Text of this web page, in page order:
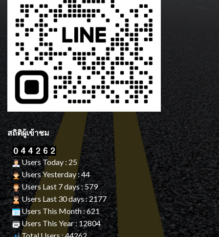
สถิติผู้เข้าชม
Users Today : 25
Users Yesterday : 44
Users Last 7 days : 579
Users Last 30 days : 2177
Users This Month : 621
Users This Year : 12804